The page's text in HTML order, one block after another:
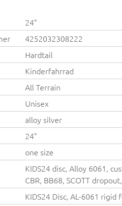
24"
4252032308222
Hardtail
Kinderfahrrad
All Terrain
Unisex
alloy silver
24"
one size
KIDS24 disc, Alloy 6061,
CBR, BB68, SCOTT
KIDS24 Disc, AL-6061 rigid